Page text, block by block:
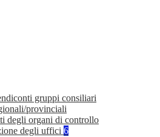
gruppi consiliari
provinciali
degli organi di controllo
degli uffici 6